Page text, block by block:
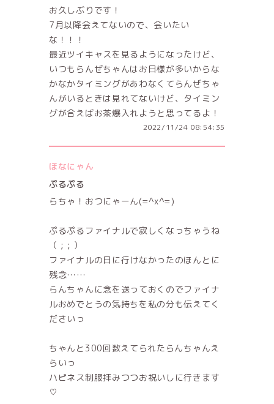
お久しぶりです！
7月以降会えてないので、会いたい
な！！！
最近ツイキャスを見るようになったけど、
いつもらんぜちゃんはお日様が多いからな
かなかタイミングがあわなくてらんぜちゃ
んがいるときは見れてないけど、タイミン
グが合えばお茶爆入れようと思ってるよ！
2022/11/24 08:54:35
ほなにゃん
ぷるぷる
らちゃ！おつにゃーん(=^x^=)
ぷるぷるファイナルで寂しくなっちゃうね
（ ; ; ）
ファイナルの日に行けなかったのほんとに
残念……
らんちゃんに念を送っておくのでファイナ
ルおめでとうの気持ちを私の分も伝えてく
ださいっ
ちゃんと300回数えてられたらんちゃんえ
らいっ
ハピネス制服拝みつつお祝いしに行きます
♡